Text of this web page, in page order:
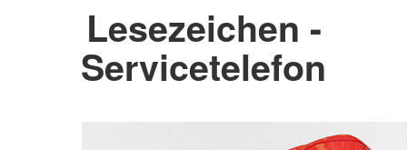
Lesezeichen -
Servicetelefon